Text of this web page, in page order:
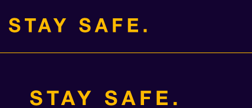
links
navigation
content